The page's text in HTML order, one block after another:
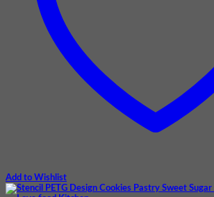
Add to Wishlist